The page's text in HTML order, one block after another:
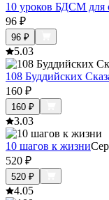
10 уроков БДСМ для
96 ₽
96 ₽
5.03
108 Буддийских
160 ₽
160 ₽
3.03
10 шагов к жизни
520 ₽
520 ₽
4.05